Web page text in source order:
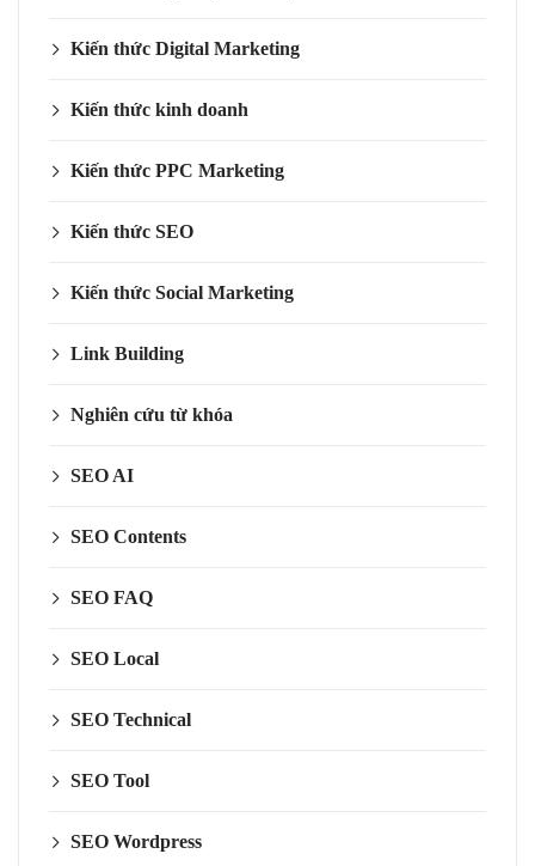
Kiến thức Digital Marketing
Kiến thức kinh doanh
Kiến thức PPC Marketing
Kiến thức SEO
Kiến thức Social Marketing
Link Building
Nghiên cứu từ khóa
SEO AI
SEO Contents
SEO FAQ
SEO Local
SEO Technical
SEO Tool
SEO Wordpress